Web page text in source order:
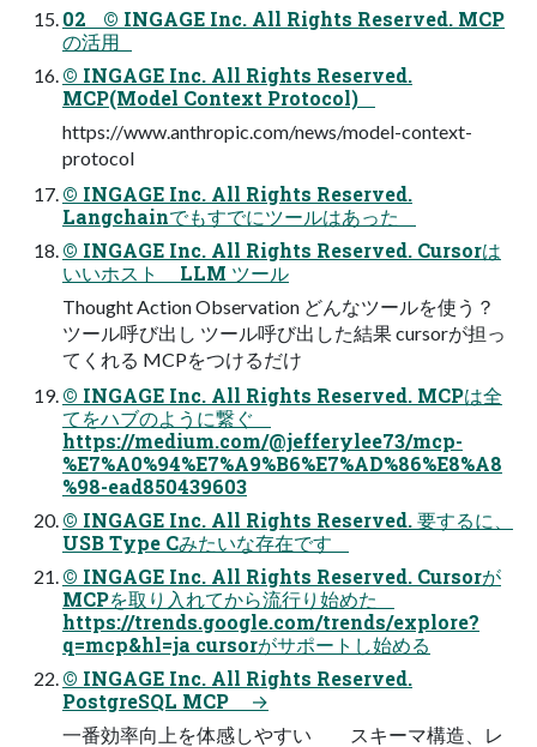
02 © INGAGE Inc. All Rights Reserved. MCP
の活用
© INGAGE Inc. All Rights Reserved.
MCP(Model Context Protocol)
https://www.anthropic.com/news/model-context-
protocol
© INGAGE Inc. All Rights Reserved.
Langchainでもすでにツールはあった
© INGAGE Inc. All Rights Reserved. Cursorは
いいホスト LLM ツール
Thought Action Observation どんなツールを使う？
ツール呼び出し ツール呼び出した結果 cursorが担っ
てくれる MCPをつけるだけ
© INGAGE Inc. All Rights Reserved. MCPは全
てをハブのように繋ぐ
https://medium.com/@jefferylee73/mcp-
%E7%A0%94%E7%A9%B6%E7%AD%86%E8%A8
%98-ead850439603
© INGAGE Inc. All Rights Reserved. 要するに、
USB Type Cみたいな存在です
© INGAGE Inc. All Rights Reserved. Cursorが
MCPを取り入れてから流行り始めた
https://trends.google.com/trends/explore?
q=mcp&hl=ja cursorがサポートし始める
© INGAGE Inc. All Rights Reserved.
PostgreSQL MCP →
一番効率向上を体感しやすい スキーマ構造、レ